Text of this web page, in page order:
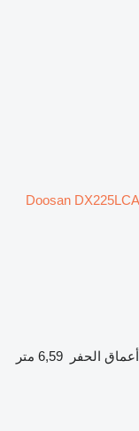
أعماق الحفر
6,59 متر